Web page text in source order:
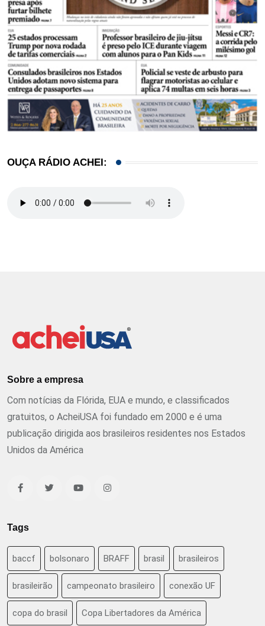
OUÇA RÁDIO ACHEI:
Sobre a empresa
Com notícias da Flórida, EUA e mundo, e classificados
gratuitos, o AcheiUSA foi fundado em 2000 e é uma
publicação dirigida aos brasileiros residentes nos Estados
Unidos da América
Tags
baccf bolsonaro BRAFF brasil brasileiros
brasileirão campeonato brasileiro conexão UF
copa do brasil Copa Libertadores da América